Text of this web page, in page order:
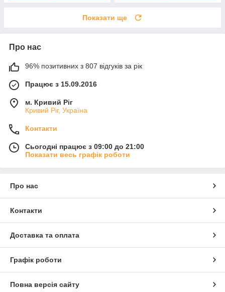
Показати ще
Про нас
96% позитивних з 807 відгуків за рік
Працює з 15.09.2016
м. Кривий Ріг
Кривий Ріг, Україна
Контакти
Сьогодні працює з 09:00 до 21:00
Показати весь графік роботи
Про нас
Контакти
Доставка та оплата
Графік роботи
Повна версія сайту